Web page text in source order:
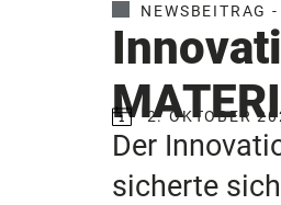
NEWSBEITRAG -
2. OKTOBER
Der
sicherte